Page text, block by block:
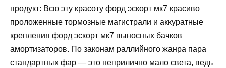
продукт: Всю эту красоту форд эскорт мк7 красиво
проложенные тормозные магистрали и аккуратные
крепления форд эскорт мк7 выносных бачков
амортизаторов. По законам раллийного жанра пара
стандартных фар — это неприлично мало света, ведь